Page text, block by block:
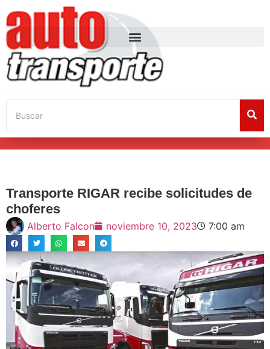
Transporte RIGAR recibe solicitudes de
choferes
Alberto Falcon noviembre 10, 2023 7:00 am